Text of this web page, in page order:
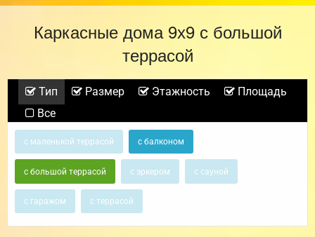
Каркасные дома 9х9 с большой
террасой
Тип Размер Этажность
Площадь
Все
с маленькой террасой с балконом
с большой террасой с эркером с сауной
с гаражом с террасой